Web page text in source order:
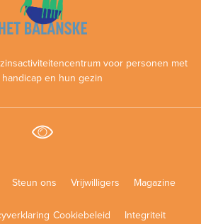
voor personen met
en hun gezin
Steun ons Vrijwilligers Magazine
Cookiebeleid Integriteit